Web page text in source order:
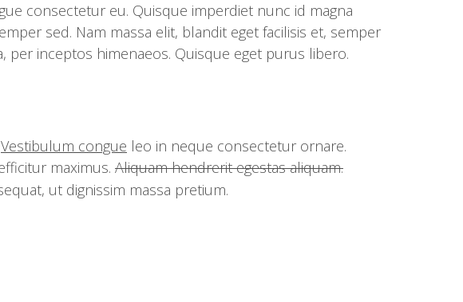
consectetur eu. Quisque imperdiet nunc id magna
sed. Nam massa elit, blandit eget facilisis et, semper
inceptos himenaeos. Quisque eget purus libero.
Vestibulum congue leo in neque consectetur ornare.
maximus. Aliquam hendrerit egestas aliquam.
ut dignissim massa pretium.